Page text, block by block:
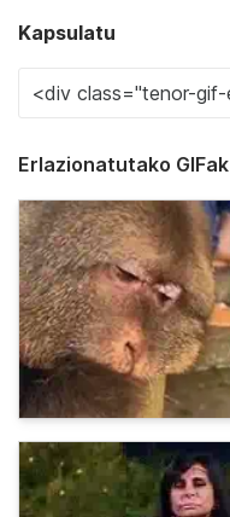
Kapsulatu
Erlazionatutako GIFak